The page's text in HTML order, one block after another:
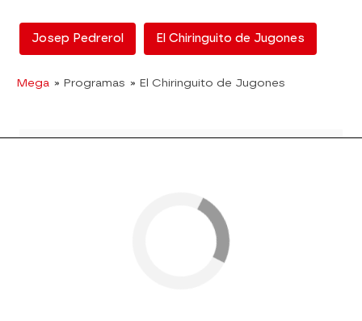
Josep Pedrerol El Chiringuito de Jugones
Mega » Programas » El Chiringuito de Jugones